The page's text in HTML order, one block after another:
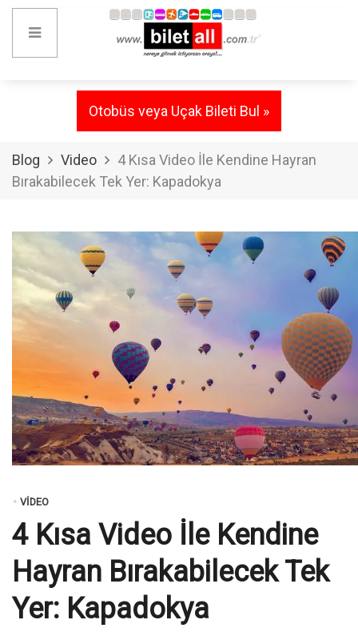
Otobüs veya Uçak Bileti Bul »
Blog Video
4 Kısa Video İle Kendine Hayran
Bırakabilecek Tek Yer: Kapadokya
VIDEO
4 Kısa Video İle Kendine
Hayran Bırakabilecek Tek
Yer: Kapadokya